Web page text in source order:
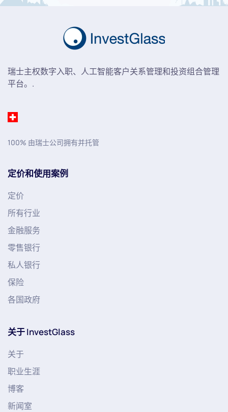
瑞士主权数字入职、人工智能客户关系管理和投资组合管理
平台。.
100% 由瑞士公司拥有并托管
定价和使用案例
定价
所有行业
金融服务
零售银行
私人银行
保险
各国政府
关于 InvestGlass
关于
职业生涯
博客
新闻室